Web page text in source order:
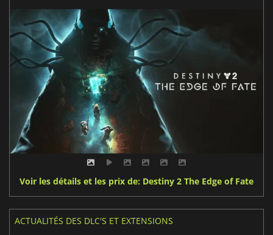
Voir les détails et les prix de: Destiny 2 The Edge of Fate
ACTUALITÉS DES DLC'S ET EXTENSIONS